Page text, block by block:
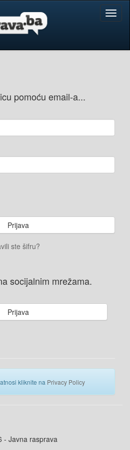
pomoću email-a...
ste šifru?
socijalnim mrežama.
Prijava
kliknite na Privacy Policy
- Javna rasprava